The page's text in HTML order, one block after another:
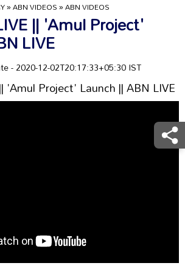
»ABN VIDEOS»ABN VIDEOS
|| 'Amul Project'
LIVE
- 2020-12-02T20:17:33+05:30 IST
'Amul Project' Launch || ABN LIVE